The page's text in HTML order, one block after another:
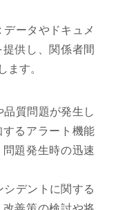
ータやドキュメ
供し、関係者間
す。
質問題が発生し
るアラート機能
題発生時の迅速
デントに関する